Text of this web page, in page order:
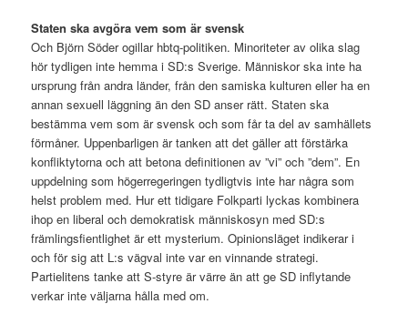
Staten ska avgöra vem som är svensk
Och Björn Söder ogillar hbtq-politiken. Minoriteter av olika slag
hör tydligen inte hemma i SD:s Sverige. Människor ska inte ha
ursprung från andra länder, från den samiska kulturen eller ha en
annan sexuell läggning än den SD anser rätt. Staten ska
bestämma vem som är svensk och som får ta del av samhällets
förmåner. Uppenbarligen är tanken att det gäller att förstärka
konfliktytorna och att betona definitionen av ”vi” och ”dem”. En
uppdelning som högerregeringen tydligtvis inte har några som
helst problem med. Hur ett tidigare Folkparti lyckas kombinera
ihop en liberal och demokratisk människosyn med SD:s
främlingsfientlighet är ett mysterium. Opinionsläget indikerar i
och för sig att L:s vägval inte var en vinnande strategi.
Partielitens tanke att S-styre är värre än att ge SD inflytande
verkar inte väljarna hålla med om.